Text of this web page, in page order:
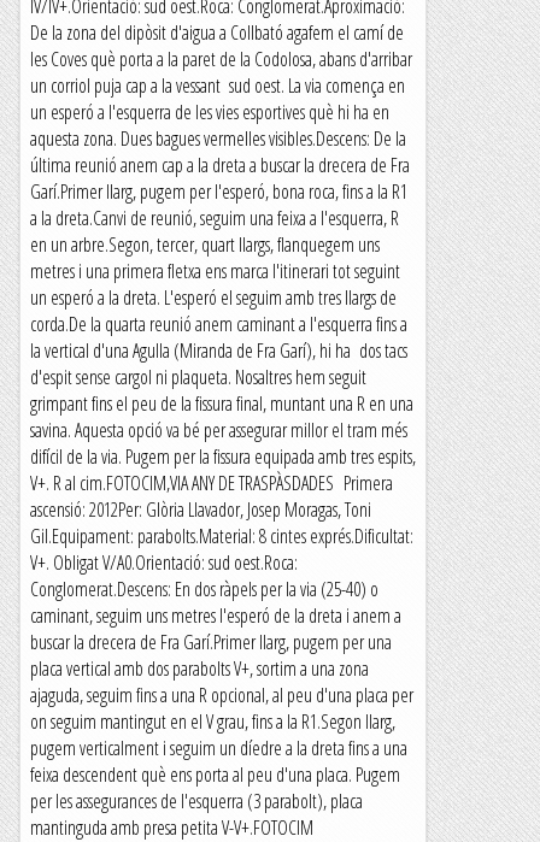
IV/IV+.Orientació: sud oest.Roca: Conglomerat.Aproximació:
De la zona del dipòsit d'aigua a Collbató agafem el camí de
les Coves què porta a la paret de la Codolosa, abans d'arribar
un corriol puja cap a la vessant sud oest. La via comença en
un esperó a l'esquerra de les vies esportives què hi ha en
aquesta zona. Dues bagues vermelles visibles.Descens: De la
última reunió anem cap a la dreta a buscar la drecera de Fra
Garí.Primer llarg, pugem per l'esperó, bona roca, fins a la R1
a la dreta.Canvi de reunió, seguim una feixa a l'esquerra, R
en un arbre.Segon, tercer, quart llargs, flanquegem uns
metres i una primera fletxa ens marca l'itinerari tot seguint
un esperó a la dreta. L'esperó el seguim amb tres llargs de
corda.De la quarta reunió anem caminant a l'esquerra fins a
la vertical d'una Agulla (Miranda de Fra Garí), hi ha dos tacs
d'espit sense cargol ni plaqueta. Nosaltres hem seguit
grimpant fins el peu de la fissura final, muntant una R en una
savina. Aquesta opció va bé per assegurar millor el tram més
difícil de la via. Pugem per la fissura equipada amb tres espits,
V+. R al cim.FOTOCIM,VIA ANY DE TRASPÀSDADES Primera
ascensió: 2012Per: Glòria Llavador, Josep Moragas, Toni
Gil.Equipament: parabolts.Material: 8 cintes exprés.Dificultat:
V+. Obligat V/A0.Orientació: sud oest.Roca:
Conglomerat.Descens: En dos ràpels per la via (25-40) o
caminant, seguim uns metres l'esperó de la dreta i anem a
buscar la drecera de Fra Garí.Primer llarg, pugem per una
placa vertical amb dos parabolts V+, sortim a una zona
ajaguda, seguim fins a una R opcional, al peu d'una placa per
on seguim mantingut en el V grau, fins a la R1.Segon llarg,
pugem verticalment i seguim un díedre a la dreta fins a una
feixa descendent què ens porta al peu d'una placa. Pugem
per les assegurances de l'esquerra (3 parabolt), placa
mantinguda amb presa petita V-V+.FOTOCIM